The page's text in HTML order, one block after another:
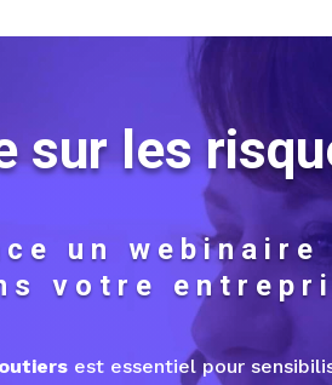
DEMANDER UN DEVIS
sur les
un
votre
est essentiel pour